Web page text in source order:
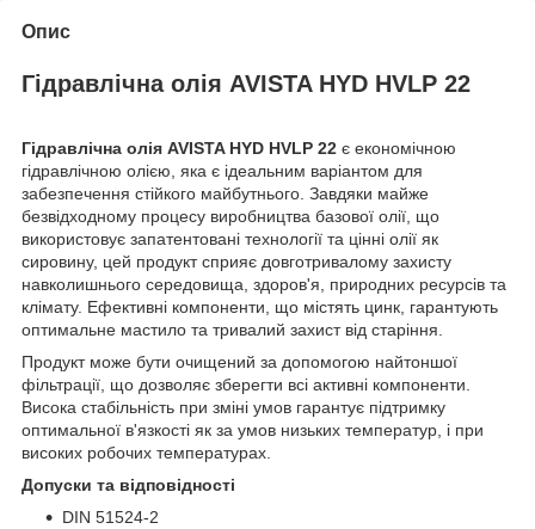
Опис
Гідравлічна олія AVISTA HYD HVLP 22
Гідравлічна олія AVISTA HYD HVLP 22 є економічною
гідравлічною олією, яка є ідеальним варіантом для
забезпечення стійкого майбутнього. Завдяки майже
безвідходному процесу виробництва базової олії, що
використовує запатентовані технології та цінні олії як
сировину, цей продукт сприяє довготривалому захисту
навколишнього середовища, здоров'я, природних ресурсів та
клімату. Ефективні компоненти, що містять цинк, гарантують
оптимальне мастило та тривалий захист від старіння.
Продукт може бути очищений за допомогою найтоншої
фільтрації, що дозволяє зберегти всі активні компоненти.
Висока стабільність при зміні умов гарантує підтримку
оптимальної в'язкості як за умов низьких температур, і при
високих робочих температурах.
Допуски та відповідності
DIN 51524-2